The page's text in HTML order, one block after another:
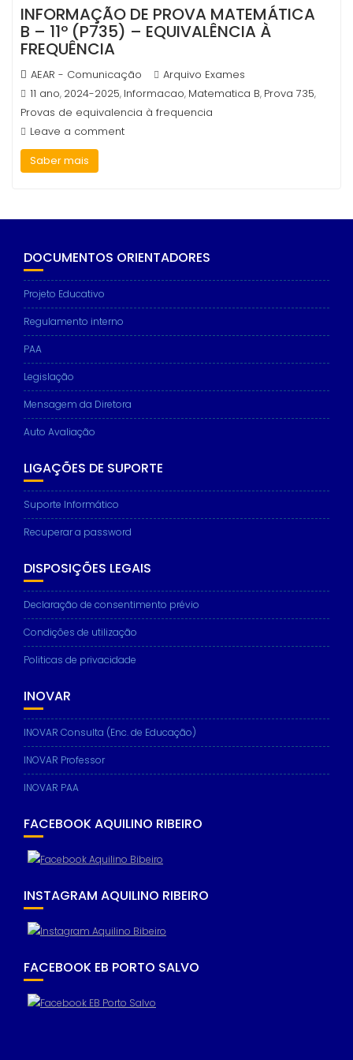
INFORMAÇÃO DE PROVA MATEMÁTICA
B – 11º (P735) – EQUIVALÊNCIA À
FREQUÊNCIA
AEAR - Comunicação
Arquivo Exames
11 ano, 2024-2025, Informacao, Matematica B, Prova 735,
Provas de equivalencia à frequencia
Leave a comment
Saber mais
DOCUMENTOS ORIENTADORES
Projeto Educativo
Regulamento interno
PAA
Legislação
Mensagem da Diretora
Auto Avaliação
LIGAÇÕES DE SUPORTE
Suporte Informático
Recuperar a password
DISPOSIÇÕES LEGAIS
Declaração de consentimento prévio
Condições de utilização
Politicas de privacidade
INOVAR
INOVAR Consulta (Enc. de Educação)
INOVAR Professor
INOVAR PAA
FACEBOOK AQUILINO RIBEIRO
INSTAGRAM AQUILINO RIBEIRO
FACEBOOK EB PORTO SALVO